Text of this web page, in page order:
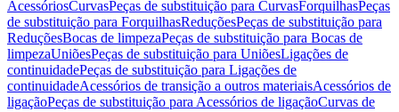
AcessóriosCurvasPeças de substituição para CurvasForquilhasPeças
de substituição para ForquilhasReduçõesPeças de substituição para
ReduçõesBocas de limpezaPeças de substituição para Bocas de
limpezaUniõesPeças de substituição para UniõesLigações de
continuidadePeças de substituição para Ligações de
continuidadeAcessórios de transição a outros materiaisAcessórios de
ligaçãoPeças de substituição para Acessórios de ligaçãoCurvas de